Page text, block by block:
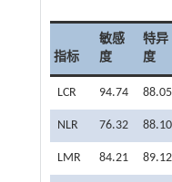
指标
敏感
度
特异
度
LCR 94.74 88.05
NLR 76.32 88.10
LMR 84.21 89.12